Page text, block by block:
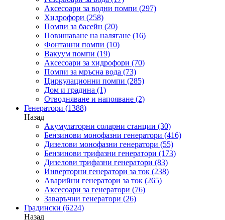
Аксесоари за водни помпи (297)
Хидрофори (258)
Помпи за басейн (20)
Повишаване на налягане (16)
Фонтанни помпи (10)
Вакуум помпи (19)
Аксесоари за хидрофори (70)
Помпи за мръсна вода (73)
Циркулационни помпи (285)
Дом и градина (1)
Отводняване и напояване (2)
Генератори (1388)
Назад
Акумулаторни соларни станции (30)
Бензинови монофазни генератори (416)
Дизелови монофазни генератори (55)
Бензинови трифазни генератори (173)
Дизелови трифазни генератори (83)
Инверторни генератори за ток (238)
Аварийни генератори за ток (265)
Аксесоари за генератори (76)
Заваръчни генератори (26)
Градински (6224)
Назад